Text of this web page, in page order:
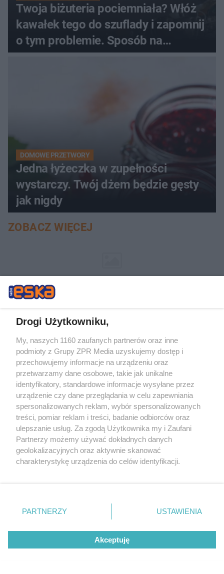
Twoja biżuteria pociemniała? Włóż
kawałek tego do szuflady i zapomnij
o tym problemie. Sposób na
pociemniałą biżuterię
DOMOWE PRZETWORY
Jedna łyżeczka w zupełności
wystarczy. Twój dżem będzie gęsty
jak nigdy
ZOBACZ WIĘCEJ
eksploatacji w jakiejkolwiek formie, włącznie z umieszczaniem w
Internecie bez pisemnej zgody właściciela praw. Jakiekolwiek użycie lub
Drogi Użytkowniku,
My, naszych 1160 zaufanych partnerów oraz inne
podmioty z Grupy ZPR Media uzyskujemy dostęp i
przechowujemy informacje na urządzeniu oraz
przetwarzamy dane osobowe, takie jak unikalne
identyfikatory, standardowe informacje wysyłane przez
urządzenie czy dane przeglądania w celu zapewniania
spersonalizowanych reklam, wybór spersonalizowanych
treści, pomiar reklam i treści, badanie odbiorców oraz
ulepszanie usług. Za zgodą Użytkownika my i Zaufani
Partnerzy możemy używać dokładnych danych
geolokalizacyjnych oraz aktywnie skanować
charakterystykę urządzenia do celów identyfikacji.
zmienić/wycofać klikając przycisk ustawień prywatności
znajdujący się w lewym dolnym rogu strony
rodzaje przetwarzania danych nie wymagają zgody
użytkownika, ale masz prawo sprzeciwić się takiemu
przetwarzaniu. Preferencje będą miały zastosowanie tylko
PARTNERZY USTAWIENIA
Akceptuję